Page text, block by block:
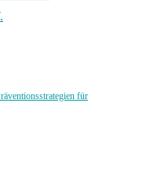
für